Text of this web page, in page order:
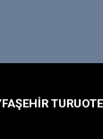
ŞEHIR TURU